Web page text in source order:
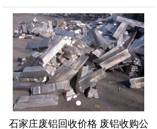
行业资讯
联系我们
石家庄废铝回收价格 废铝收购公